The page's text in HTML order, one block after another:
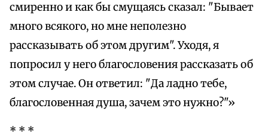
смиренно и как бы смущаясь сказал: "Бывает
много всякого, но мне неполезно
рассказывать об этом другим". Уходя, я
попросил у него благословения рассказать об
этом случае. Он ответил: "Да ладно тебе,
благословенная душа, зачем это нужно?"»
* * *